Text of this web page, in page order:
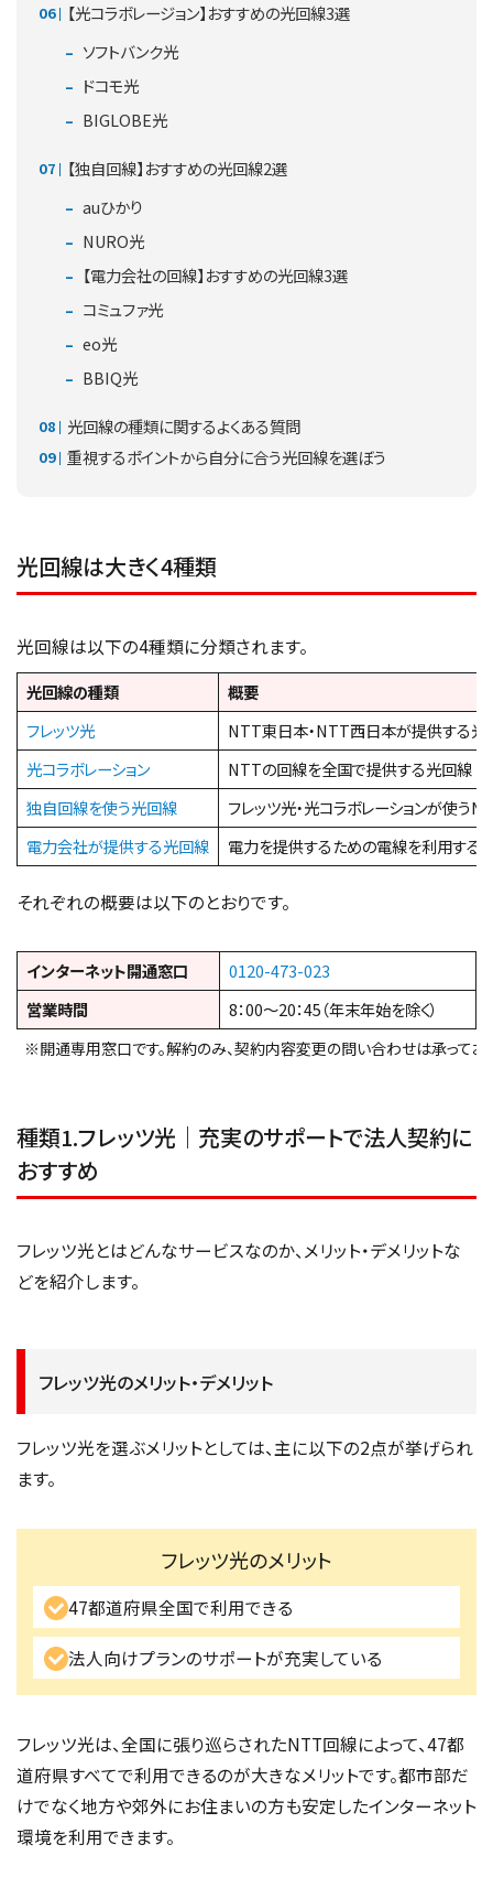
【光コラボレージョン】おすすめの光回線3選
ソフトバンク光
ドコモ光
BIGLOBE光
【独自回線】おすすめの光回線2選
auひかり
NURO光
【電力会社の回線】おすすめの光回線3選
コミュファ光
eo光
BBIQ光
光回線の種類に関するよくある質問
重視するポイントから自分に合う光回線を選ぼう
光回線は大きく4種類
光回線は以下の4種類に分類されます。
光回線の種類
概要
フレッツ光
NTT東日本・NTT西日本が提供する光
光コラボレーション
NTTの回線を全国で提供する光回線
独自回線を使う光回線
フレッツ光・光コラボレーションが使
電力会社が提供する光回線
電力を提供するための電線を利用する
それぞれの概要は以下のとおりです。
インターネット開通窓口
0120-473-023
営業時間
8：00～20：45（年末年始を除く）
※開通専用窓口です。解約のみ、契約内容変更の問い合わせは承ってお
種類1.フレッツ光｜充実のサポートで法人契約に
おすすめ
フレッツ光とはどんなサービスなのか、メリット・デメリットな
どを紹介します。
フレッツ光のメリット・デメリット
フレッツ光を選ぶメリットとしては、主に以下の2点が挙げられ
ます。
フレッツ光のメリット
47都道府県全国で利用できる
法人向けプランのサポートが充実している
フレッツ光は、全国に張り巡らされたNTT回線によって、47都
道府県すべてで利用できるのが大きなメリットです。都市部だ
けでなく地方や郊外にお住まいの方も安定したインターネット
環境を利用できます。